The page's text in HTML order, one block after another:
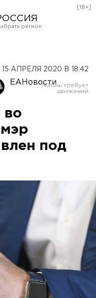
[18+]
15 АПРЕЛЯ 2020 В 18:42
ЕАНовости
во
мэр
под